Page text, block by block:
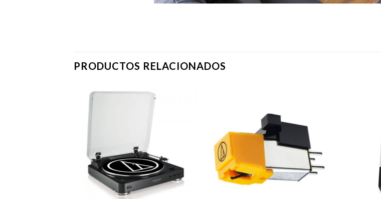
PRODUCTOS RELACIONADOS